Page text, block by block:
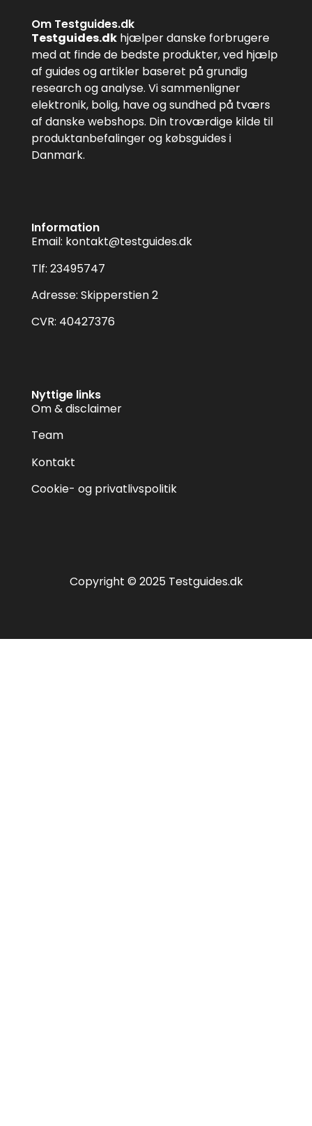
Om Testguides.dk
Testguides.dk hjælper danske forbrugere
med at finde de bedste produkter, ved hjælp
af guides og artikler baseret på grundig
research og analyse. Vi sammenligner
elektronik, bolig, have og sundhed på tværs
af danske webshops. Din troværdige kilde til
produktanbefalinger og købsguides i
Danmark.
Information
Email: kontakt@testguides.dk
Tlf: 23495747
Adresse: Skipperstien 2
CVR: 40427376
Nyttige links
Om & disclaimer
Team
Kontakt
Cookie- og privatlivspolitik
Copyright © 2025 Testguides.dk